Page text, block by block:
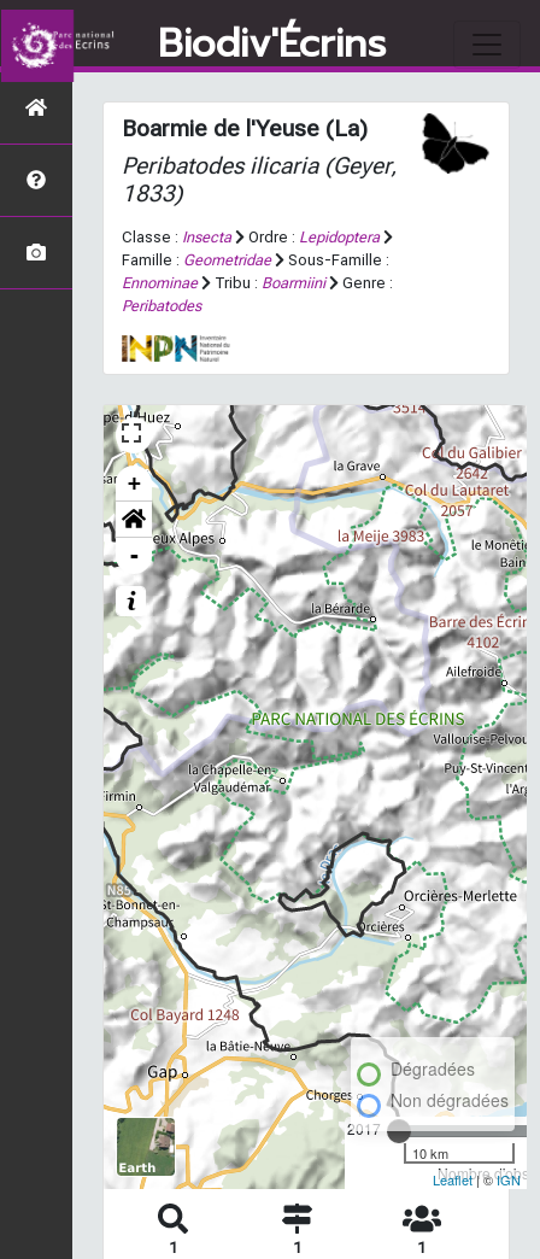
Biodiv'Écrins
Boarmie de l'Yeuse (La)
Peribatodes ilicaria(Geyer,
1833)
Classe : Insecta Ordre : Lepidoptera
Famille : Geometridae
Sous-Famille :
Ennominae
Tribu : Boarmiini
Genre :
Peribatodes
+
-
2017
Nombre
Dégradées
Non dégradées
10 km
Leaflet| ©IGN
1 1 1